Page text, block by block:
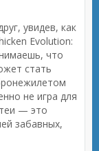
увидев, как
Evolution:
что
стать
не игра для
— это
забавных,